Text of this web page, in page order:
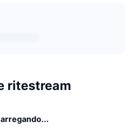
ritestream